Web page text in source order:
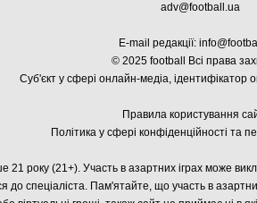
adv@football.ua
E-mail редакції:
© 2025 football Всі права
Суб'єкт у сфері онлайн-медіа, ідентифікатор
Правила користування
Політика у сфері конфіденційності та
року (21+). Участь в азартних іграх може
до спеціаліста. Пам'ятайте, що участь в